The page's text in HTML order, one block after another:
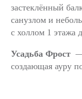
застеклённый
санузлом и
с холлом 1 этажа
Усадьба Фрост —
создающая ауру